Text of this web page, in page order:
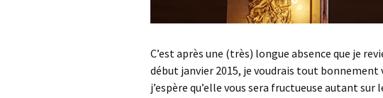
C’est après une (très) longue absence que je
début janvier 2015, je voudrais tout bonnement
j’espère qu’elle vous sera fructueuse autant